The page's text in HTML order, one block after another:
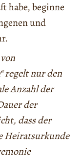
habe, beginne
und
regelt nur den
Anzahl der
der
dass der
Heiratsurkunde